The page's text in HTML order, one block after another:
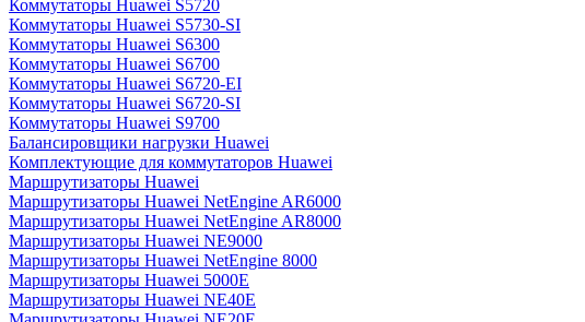
Коммутаторы Huawei S5720
Коммутаторы Huawei S5730-SI
Коммутаторы Huawei S6300
Коммутаторы Huawei S6700
Коммутаторы Huawei S6720-EI
Коммутаторы Huawei S6720-SI
Коммутаторы Huawei S9700
Балансировщики нагрузки Huawei
Комплектующие для коммутаторов Huawei
Маршрутизаторы Huawei
Маршрутизаторы Huawei NetEngine AR6000
Маршрутизаторы Huawei NetEngine AR8000
Маршрутизаторы Huawei NE9000
Маршрутизаторы Huawei NetEngine 8000
Маршрутизаторы Huawei 5000E
Маршрутизаторы Huawei NE40E